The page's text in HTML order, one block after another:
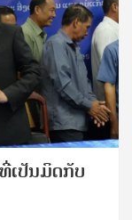
ເປັນມິດກັບ